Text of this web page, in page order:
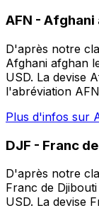
AFN - Afghani
D'après notre
Afghani afghan
USD. La devise
Plus d'infos sur
DJF - Franc
D'après notre
Franc de
USD. La devise